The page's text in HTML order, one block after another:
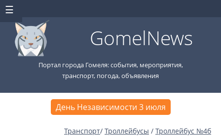
GomelNews
Портал города Гомеля: события, мероприятия,
транспорт, погода, объявления
День Независимости 3 июля
Транспорт/ Троллейбусы / Троллейбус №4б